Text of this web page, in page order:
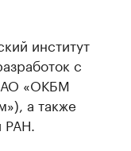
институт
с
АО «ОКБМ
а также